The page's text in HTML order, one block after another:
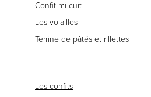
Confit mi-cuit
Les volailles
Terrine de pâtés et rillettes
Les confits